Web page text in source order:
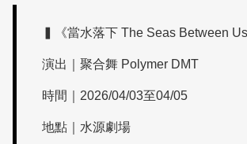
▍《當水落下 The Seas Between Us
演出｜聚合舞 Polymer DMT
時間｜2026/04/03至04/05
地點｜水源劇場